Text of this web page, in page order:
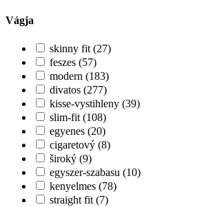
Vágja
skinny fit (27)
feszes (57)
modern (183)
divatos (277)
kisse-vystihleny (39)
slim-fit (108)
egyenes (20)
cigaretový (8)
široký (9)
egyszer-szabasu (10)
kenyelmes (78)
straight fit (7)